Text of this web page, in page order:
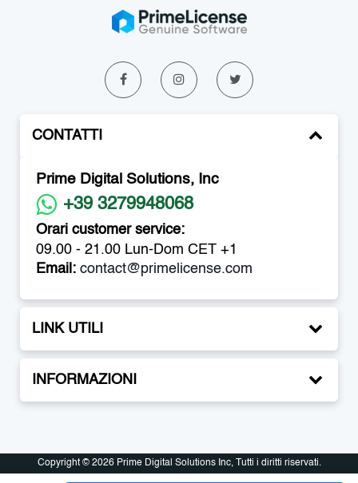
CONTATTI
Prime Digital Solutions, Inc
+39 3279948068
Orari customer service:
09.00 - 21.00 Lun-Dom CET +1
Email: contact@primelicense.com
LINK UTILI
INFORMAZIONI
Copyright © 2026 Prime Digital Solutions Inc, Tutti i diritti riservati.